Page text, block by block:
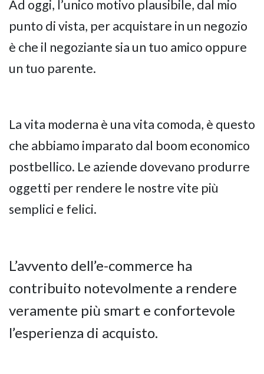
Ad oggi, l’unico motivo plausibile, dal mio
punto di vista, per acquistare in un negozio
è che il negoziante sia un tuo amico oppure
un tuo parente.
La vita moderna è una vita comoda, è questo
che abbiamo imparato dal boom economico
postbellico. Le aziende dovevano produrre
oggetti per rendere le nostre vite più
semplici e felici.
L’avvento dell’e-commerce ha
contribuito notevolmente a rendere
veramente più smart e confortevole
l’esperienza di acquisto.